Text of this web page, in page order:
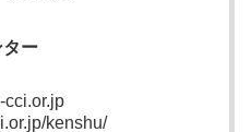
ター
cci.or.jp
kenshu/